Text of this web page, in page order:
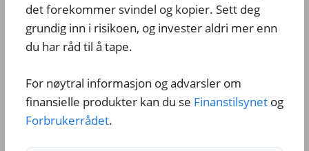
det forekommer svindel og kopier. Sett deg
grundig inn i risikoen, og invester aldri mer enn
du har råd til å tape.
For nøytral informasjon og advarsler om
finansielle produkter kan du se Finanstilsynetog
Forbrukerrådet.